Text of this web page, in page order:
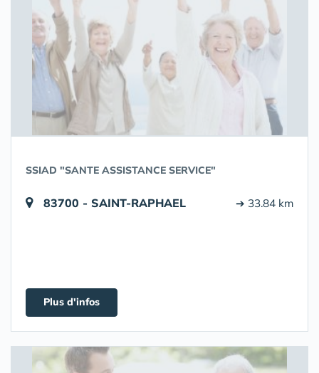
SSIAD "SANTE ASSISTANCE SERVICE"
83700 - SAINT-RAPHAEL ➔ 33.84 km
Plus d'infos